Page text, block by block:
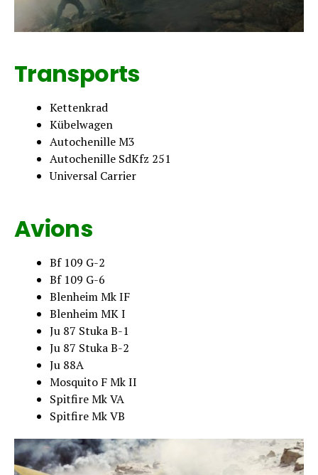
Transports
Kettenkrad
Kübelwagen
Autochenille M3
Autochenille SdKfz 251
Universal Carrier
Avions
Bf 109 G-2
Bf 109 G-6
Blenheim Mk IF
Blenheim MK I
Ju 87 Stuka B-1
Ju 87 Stuka B-2
Ju 88A
Mosquito F Mk II
Spitfire Mk VA
Spitfire Mk VB